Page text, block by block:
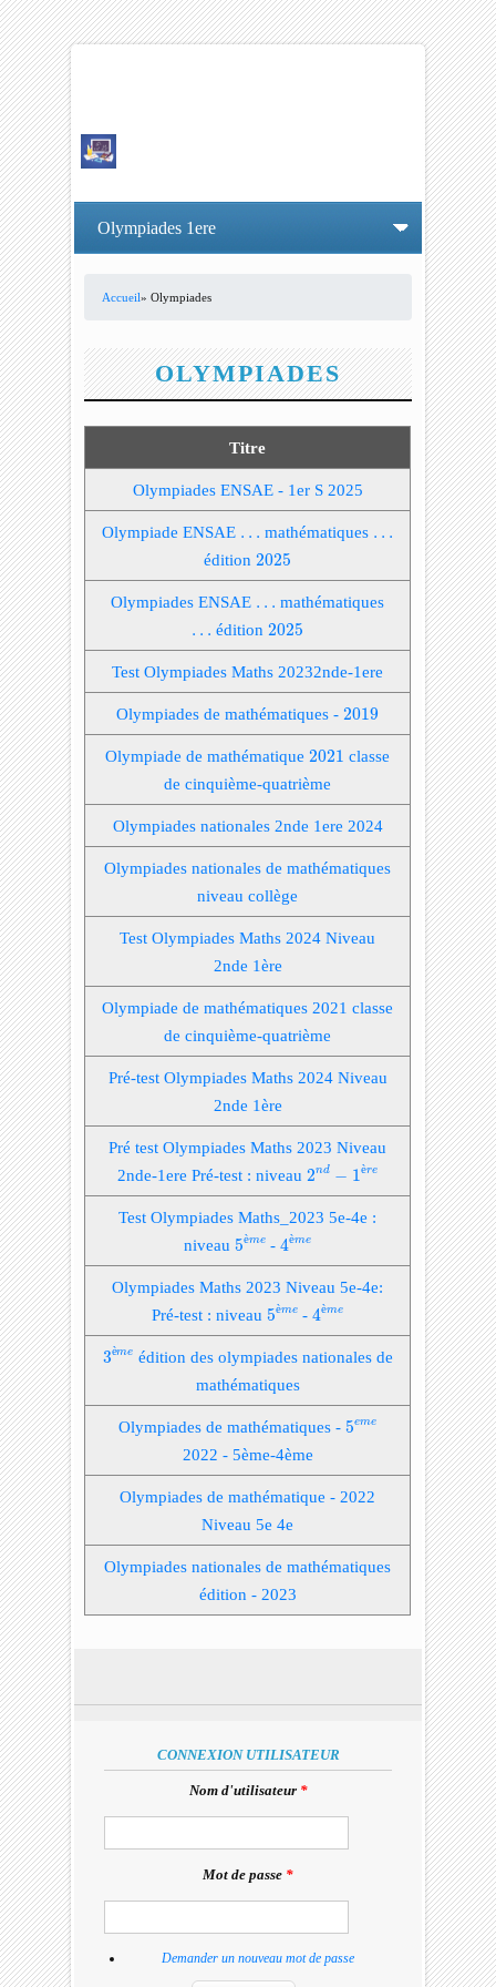
Accueil» Olympiades
OLYMPIADES
Titre
Olympiades ENSAE - 1er S 2025
Olympiade ENSAE …
… mathématiques …
…
édition2025
2025
Olympiades ENSAE …
… mathématiques
…
… édition2025
2025
Test Olympiades Maths 20232nde-1ere
Olympiades de mathématiques -2019
2019
Olympiade de mathématique2021
2021 classe
de cinquième-quatrième
Olympiades nationales 2nde 1ere 2024
Olympiades nationales de mathématiques
niveau collège
Test Olympiades Maths 2024 Niveau
2nde 1ère
Olympiade de mathématiques 2021 classe
de cinquième-quatrième
Pré-test Olympiades Maths 2024 Niveau
2nde 1ère
Pré test Olympiades Maths 2023 Niveau
2nde-1ere Pré-test : niveau2nd − 1ère
d r
Test Olympiades Maths_2023 5e-4e :
niveau 5ème
è
-4ème
4è
Olympiades Maths 2023 Niveau 5e-4e:
Pré-test : niveau 5ème
è
-4ème
è
3ème
è
édition des olympiades nationales de
mathématiques
Olympiades de mathématiques -5eme
5eme
2022 - 5ème-4ème
Olympiades de mathématique - 2022
Niveau 5e 4e
Olympiades nationales de mathématiques
édition - 2023
CONNEXION UTILISATEUR
Nom d'utilisateur *
Mot de passe *
Demander un nouveau mot de passe